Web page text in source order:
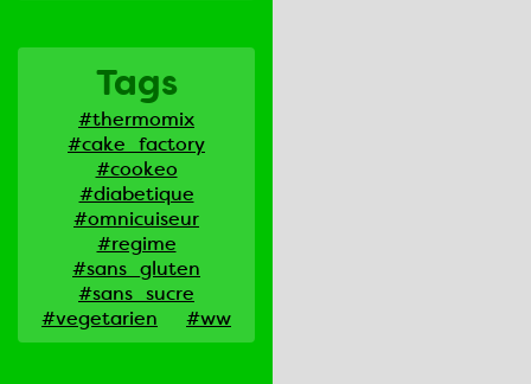
Tags
#thermomix
#cake_factory
#cookeo
#diabetique
#omnicuiseur
#regime
#sans_gluten
#sans_sucre
#vegetarien
#ww